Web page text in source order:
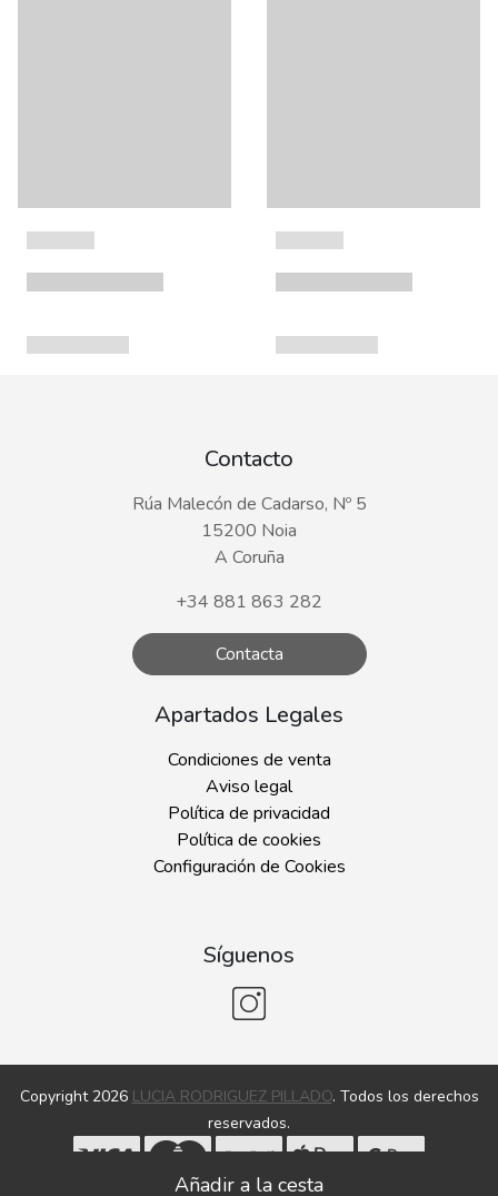
Contacto
Rúa Malecón de Cadarso, Nº 5
15200 Noia
A Coruña
+34 881 863 282
Contacta
Apartados Legales
Condiciones de venta
Aviso legal
Política de privacidad
Política de cookies
Configuración de Cookies
Síguenos
Copyright 2026 LUCIA RODRIGUEZ PILLADO. Todos los derechos
reservados.
Desarrollado porMEIGASOFT. Tecnología